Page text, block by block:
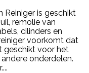
Reiniger is geschikt
remolie van
cilinders en
voorkomt dat
geschikt voor het
onderdelen.